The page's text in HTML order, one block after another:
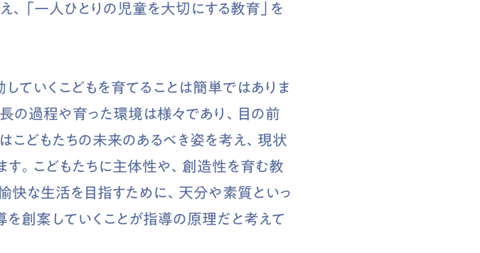
、「一人ひとりの児童を大切にする教育」を
ていくこどもを育てることは簡単ではありま
の過程や育った環境は様々であり、目の前
こどもたちの未来のあるべき姿を考え、現状
す。こどもたちに主体性や、創造性を育む教
快な生活を目指すために、天分や素質といっ
創案していくことが指導の原理だと考えて